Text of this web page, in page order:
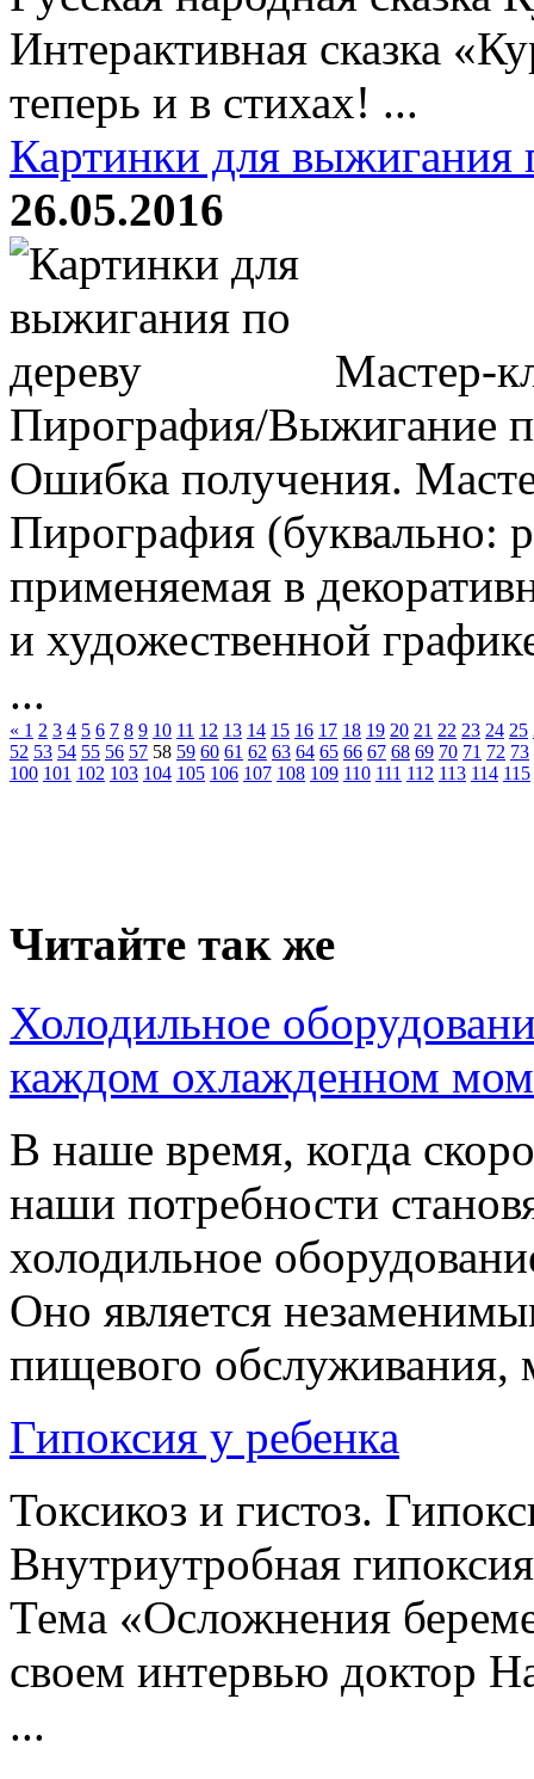
Интерактивная сказка
теперь и в стихах! ...
Картинки для выжигания
26.05.2016
Мастер-
Пирография/Выжигание
Ошибка получения.
Пирография (буквально:
применяемая в
и художественной
...
« 1 2 3 4 5 6 7 8 9 10 11 12 13 14 15 16 17 18 19 20 21 22 23 24 25
52 53 54 55 56 57 58 59 60 61 62 63 64 65 66 67 68 69 70 71 72 73
100 101 102 103 104 105 106 107 108 109 110 111 112 113 114 115
Читайте так же
Холодильное
каждом охлажденном
В наше время, когда
наши потребности
холодильное
Оно является
пищевого обслуживания,
Гипоксия у ребенка
Токсикоз и гистоз.
Внутриутробная
Тема «Осложнения
своем интервью доктор
...